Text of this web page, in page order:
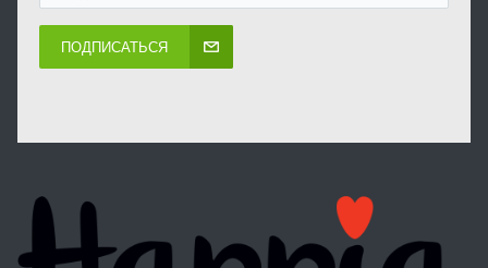
ПОДПИСАТЬСЯ